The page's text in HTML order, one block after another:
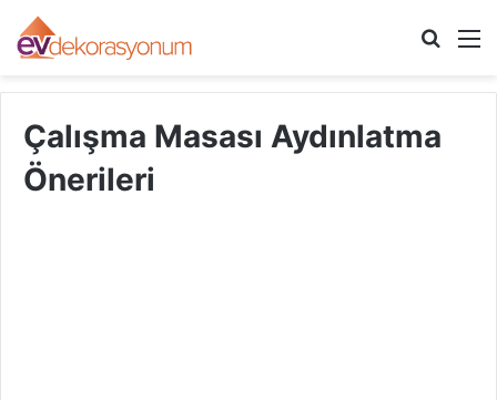
Arama
Çalışma Masası Aydınlatma
Önerileri